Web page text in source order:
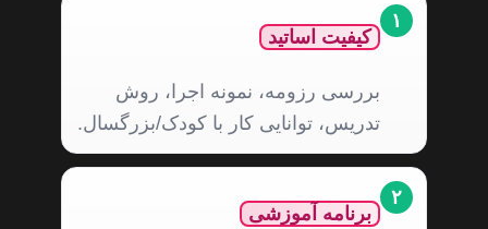
۱
کیفیت اساتید
بررسی رزومه، نمونه اجرا، روش
تدریس، توانایی کار با کودک/بزرگسال.
۲
برنامه آموزشی